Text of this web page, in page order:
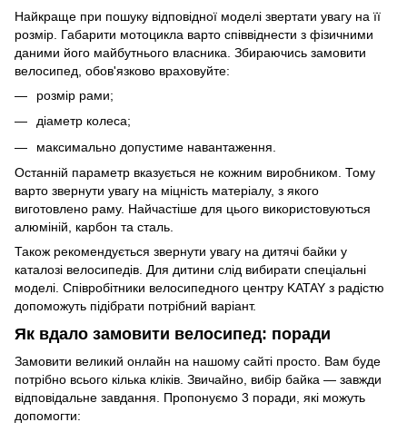
Найкраще при пошуку відповідної моделі звертати увагу на її
розмір. Габарити мотоцикла варто співвіднести з фізичними
даними його майбутнього власника. Збираючись замовити
велосипед, обов'язково враховуйте:
розмір рами;
діаметр колеса;
максимально допустиме навантаження.
Останній параметр вказується не кожним виробником. Тому
варто звернути увагу на міцність матеріалу, з якого
виготовлено раму. Найчастіше для цього використовуються
алюміній, карбон та сталь.
Також рекомендується звернути увагу на дитячі байки у
каталозі велосипедів. Для дитини слід вибирати спеціальні
моделі. Співробітники велосипедного центру KATAY з радістю
допоможуть підібрати потрібний варіант.
Як вдало замовити велосипед: поради
Замовити великий онлайн на нашому сайті просто. Вам буде
потрібно всього кілька кліків. Звичайно, вибір байка — завжди
відповідальне завдання. Пропонуємо 3 поради, які можуть
допомогти: